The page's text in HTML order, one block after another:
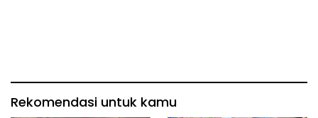
Rekomendasi untuk kamu